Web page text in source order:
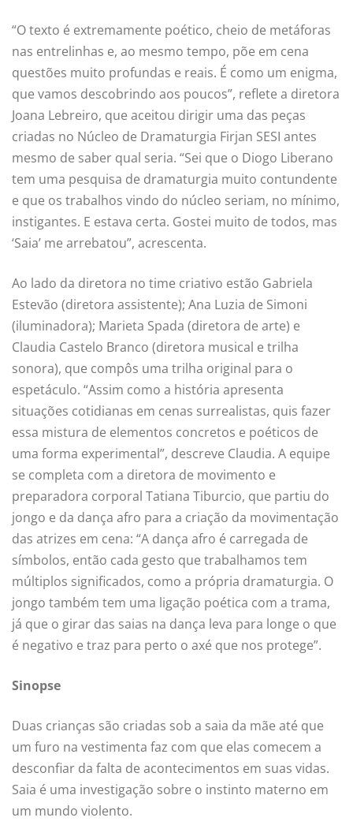
“O texto é extremamente poético, cheio de metáforas
nas entrelinhas e, ao mesmo tempo, põe em cena
questões muito profundas e reais. É como um enigma,
que vamos descobrindo aos poucos”, reflete a diretora
Joana Lebreiro, que aceitou dirigir uma das peças
criadas no Núcleo de Dramaturgia Firjan SESI antes
mesmo de saber qual seria. “Sei que o Diogo Liberano
tem uma pesquisa de dramaturgia muito contundente
e que os trabalhos vindo do núcleo seriam, no mínimo,
instigantes. E estava certa. Gostei muito de todos, mas
‘Saia’ me arrebatou”, acrescenta.
Ao lado da diretora no time criativo estão Gabriela
Estevão (diretora assistente); Ana Luzia de Simoni
(iluminadora); Marieta Spada (diretora de arte) e
Claudia Castelo Branco (diretora musical e trilha
sonora), que compôs uma trilha original para o
espetáculo. “Assim como a história apresenta
situações cotidianas em cenas surrealistas, quis fazer
essa mistura de elementos concretos e poéticos de
uma forma experimental”, descreve Claudia. A equipe
se completa com a diretora de movimento e
preparadora corporal Tatiana Tiburcio, que partiu do
jongo e da dança afro para a criação da movimentação
das atrizes em cena: “A dança afro é carregada de
símbolos, então cada gesto que trabalhamos tem
múltiplos significados, como a própria dramaturgia. O
jongo também tem uma ligação poética com a trama,
já que o girar das saias na dança leva para longe o que
é negativo e traz para perto o axé que nos protege”.
Sinopse
Duas crianças são criadas sob a saia da mãe até que
um furo na vestimenta faz com que elas comecem a
desconfiar da falta de acontecimentos em suas vidas.
Saia é uma investigação sobre o instinto materno em
um mundo violento.